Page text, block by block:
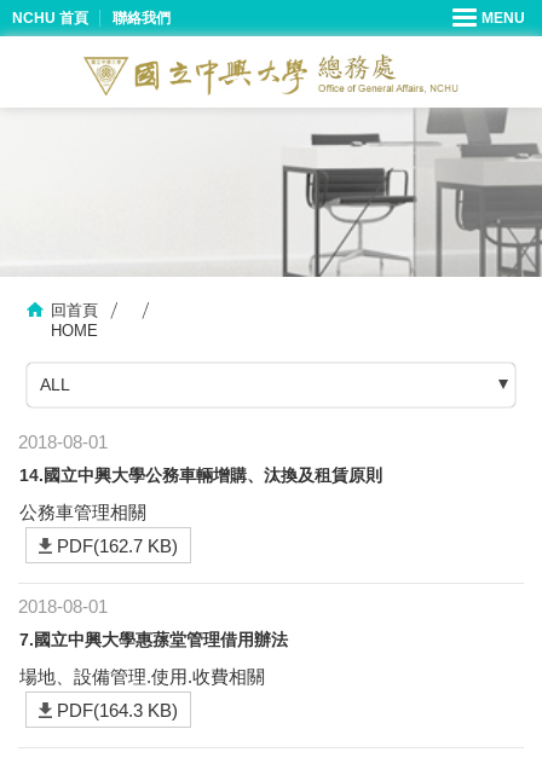
NCHU 首頁 聯絡我們
回首頁
HOME
ALL
2018-08-01
14.國立中興大學公務車輛增購、汰換及租賃原則
公務車管理相關
PDF(162.7 KB)
2018-08-01
7.國立中興大學惠蓀堂管理借用辦法
場地、設備管理.使用.收費相關
PDF(164.3 KB)